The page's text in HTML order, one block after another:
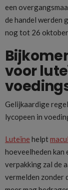
een
de handel werden
nog tot 26
voor
Gelijkaardige
lycopeen in
Luteïne helpt
hoeveelheden kan
verpakking zal de
vermelden zonder